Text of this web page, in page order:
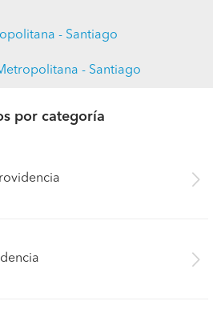
- Santiago
- Santiago
por categoría